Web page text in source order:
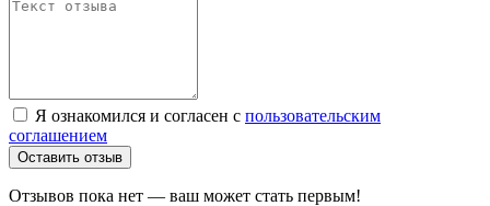
Я ознакомился и согласен с пользовательским
соглашением
Оставить отзыв
Отзывов пока нет — ваш может стать первым!